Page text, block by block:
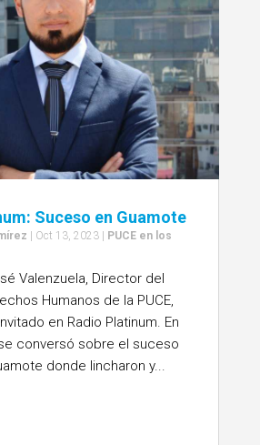
Suceso en Guamote
Oct 13, 2023|
PUCE en los
Valenzuela, Director del
Humanos de la PUCE,
en Radio Platinum. En
conversó sobre el suceso
donde lincharon y...